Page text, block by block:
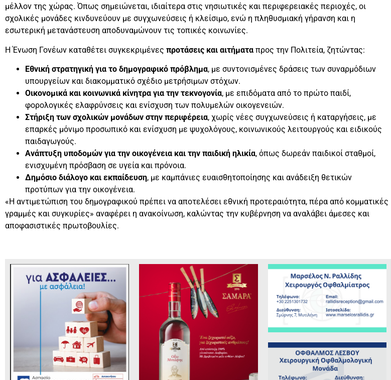
μέλλον της χώρας. Όπως σημειώνεται, ιδιαίτερα στις νησιωτικές και περιφερειακές περιοχές, οι
σχολικές μονάδες κινδυνεύουν με συγχωνεύσεις ή κλείσιμο, ενώ η πληθυσμιακή γήρανση και η
εσωτερική μετανάστευση αποδυναμώνουν τις τοπικές κοινωνίες.
Η Ένωση Γονέων καταθέτει συγκεκριμένες προτάσεις και αιτήματα προς την Πολιτεία, ζητώντας:
Εθνική στρατηγική για το δημογραφικό πρόβλημα, με συντονισμένες δράσεις των συναρμόδιων
υπουργείων και διακομματικό σχέδιο μετρήσιμων στόχων.
Οικονομικά και κοινωνικά κίνητρα για την τεκνογονία, με επιδόματα από το πρώτο παιδί,
φορολογικές ελαφρύνσεις και ενίσχυση των πολυμελών οικογενειών.
Στήριξη των σχολικών μονάδων στην περιφέρεια, χωρίς νέες συγχωνεύσεις ή καταργήσεις, με
επαρκές μόνιμο προσωπικό και ενίσχυση με ψυχολόγους, κοινωνικούς λειτουργούς και ειδικούς
παιδαγωγούς.
Ανάπτυξη υποδομών για την οικογένεια και την παιδική ηλικία, όπως δωρεάν παιδικοί σταθμοί,
ενισχυμένη πρόσβαση σε υγεία και πρόνοια.
Δημόσιο διάλογο και εκπαίδευση, με καμπάνιες ευαισθητοποίησης και ανάδειξη θετικών
προτύπων για την οικογένεια.
«Η αντιμετώπιση του δημογραφικού πρέπει να αποτελέσει εθνική προτεραιότητα, πέρα από κομματικές
γραμμές και συγκυρίες» αναφέρει η ανακοίνωση, καλώντας την κυβέρνηση να αναλάβει άμεσες και
αποφασιστικές πρωτοβουλίες.